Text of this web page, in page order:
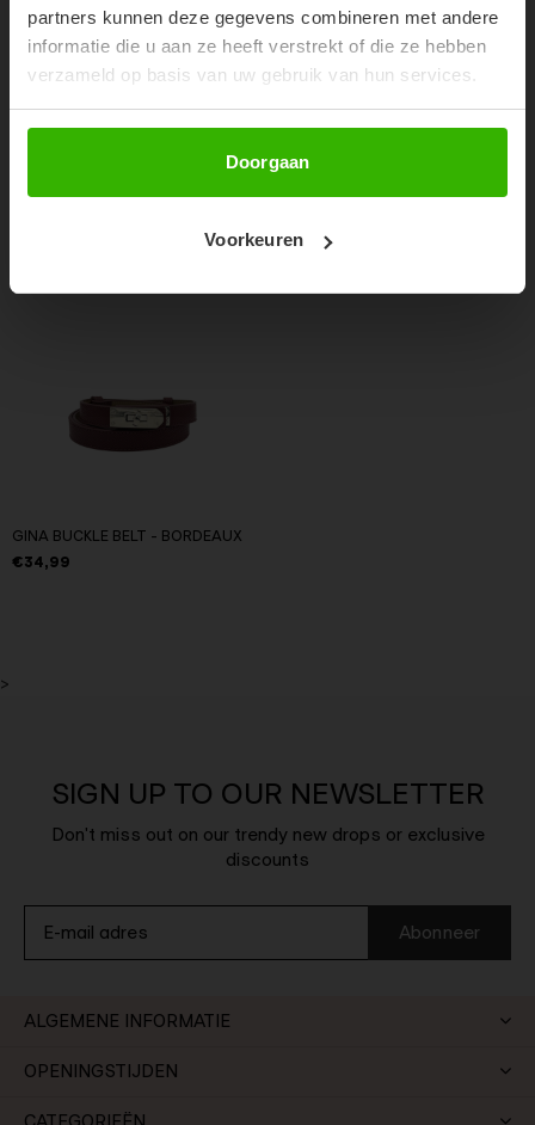
partners kunnen deze gegevens combineren met andere
informatie die u aan ze heeft verstrekt of die ze hebben
verzameld op basis van uw gebruik van hun services.
Doorgaan
Voorkeuren
RECENTE ARTIKELEN
GINA BUCKLE BELT - BORDEAUX
€34,99
>
SIGN UP TO OUR NEWSLETTER
Don't miss out on our trendy new drops or exclusive
discounts
Abonneer
ALGEMENE INFORMATIE
OPENINGSTIJDEN